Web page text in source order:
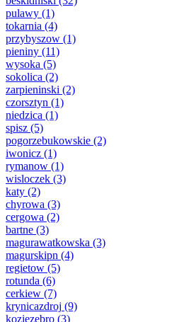
pulawy (1)
tokarnia (4)
przybyszow (1)
pieniny (11)
wysoka (5)
sokolica (2)
zarpieninski (2)
czorsztyn (1)
niedzica (1)
spisz (5)
pogorzebukowskie (2)
iwonicz (1)
rymanow (1)
wisloczek (3)
katy (2)
chyrowa (3)
cergowa (2)
bartne (3)
magurawatkowska (3)
magurskipn (4)
regietow (5)
rotunda (6)
cerkiew (7)
krynicazdroj (9)
koziezebro (3)